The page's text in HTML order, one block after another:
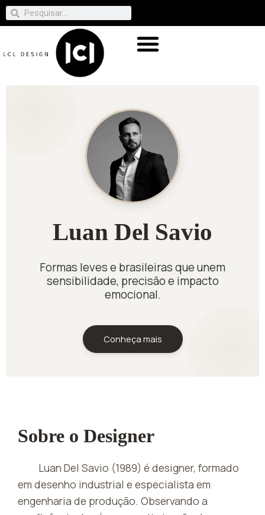
Luan Del Savio
Formas leves e brasileiras que unem
sensibilidade, precisão e impacto
emocional.
Conheça mais
Sobre o Designer
Luan Del Savio (1989) é designer, formado
em desenho industrial e especialista em
engenharia de produção. Observando a